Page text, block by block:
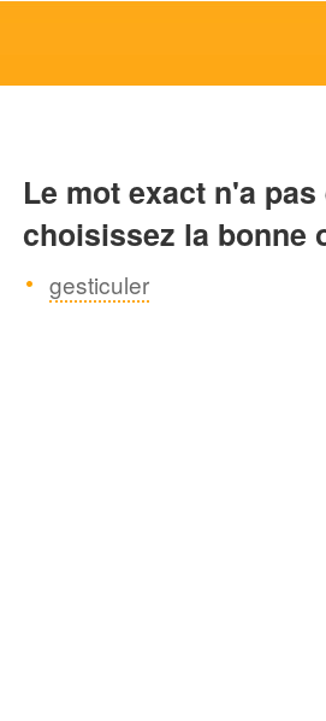
Le mot exact n'a
choisissez la bonne
gesticuler